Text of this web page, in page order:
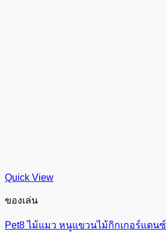
Quick View
ของเล่น
Pet8 ไม้แมว หนูแขวนไม้กิกเกอร์แดนซ์